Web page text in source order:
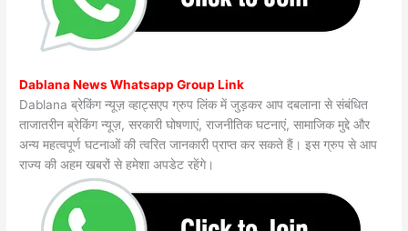
Dablana News Whatsapp Group Link
Dablana ब्रेकिंग न्यूज़ व्हाट्सएप ग्रुप लिंक में जुड़कर आप दबलाना से संबंधित
ताजातरीन ब्रेकिंग न्यूज़, सरकारी घोषणाएं, राजनीतिक घटनाएं, सामाजिक मुद्दे और
अन्य महत्वपूर्ण घटनाओं की त्वरित जानकारी प्राप्त कर सकते हैं। इस ग्रुप से आप
राज्य की अहम खबरों से हमेशा अपडेट रहेंगे।